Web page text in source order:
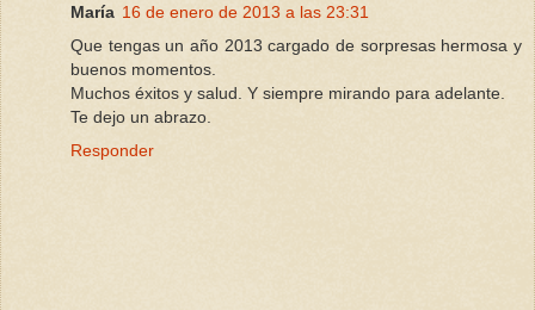
María 16 de enero de 2013 a las 23:31
Que tengas un año 2013 cargado de sorpresas hermosa y
buenos momentos.
Muchos éxitos y salud. Y siempre mirando para adelante.
Te dejo un abrazo.
Responder